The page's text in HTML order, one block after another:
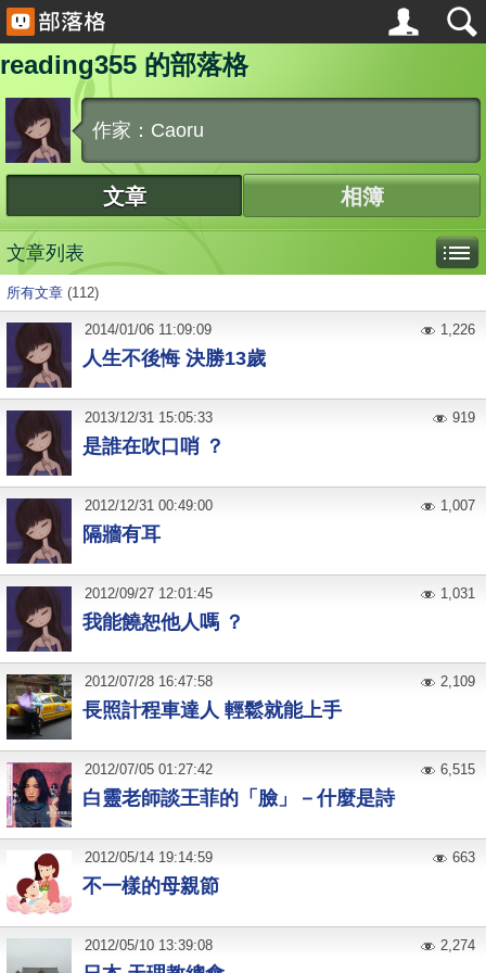
reading355 的部落格
作家：Caoru
文章 相簿
文章列表
所有文章 (112)
人生不後悔 決勝13歲
2014/01/06 11:09:09 1,226
是誰在吹口哨 ？
2013/12/31 15:05:33 919
隔牆有耳
2012/12/31 00:49:00 1,007
我能饒恕他人嗎 ？
2012/09/27 12:01:45 1,031
長照計程車達人 輕鬆就能上手
2012/07/28 16:47:58 2,109
白靈老師談王菲的「臉」－什麼是詩
2012/07/05 01:27:42 6,515
不一樣的母親節
2012/05/14 19:14:59 663
2012/05/10 13:39:08 2,274